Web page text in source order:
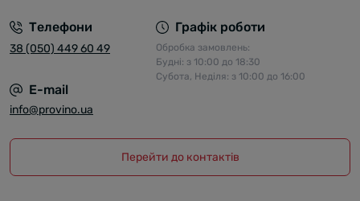
Телефони
38 (050) 449 60 49
Графік роботи
Обробка замовлень:
Будні: з 10:00 до 18:30
Субота, Неділя: з 10:00 до 16:00
E-mail
info@provino.ua
Перейти до контактів